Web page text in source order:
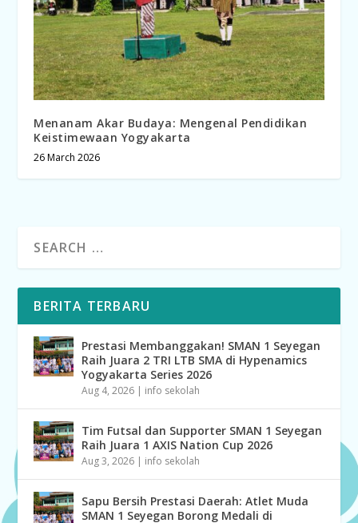
Menanam Akar Budaya: Mengenal Pendidikan
Keistimewaan Yogyakarta
26 March 2026
BERITA TERBARU
Prestasi Membanggakan! SMAN 1 Seyegan
Raih Juara 2 TRI LTB SMA di Hypenamics
Yogyakarta Series 2026
Aug 4, 2026 | info sekolah
Tim Futsal dan Supporter SMAN 1 Seyegan
Raih Juara 1 AXIS Nation Cup 2026
Aug 3, 2026 | info sekolah
Sapu Bersih Prestasi Daerah: Atlet Muda
SMAN 1 Seyegan Borong Medali di